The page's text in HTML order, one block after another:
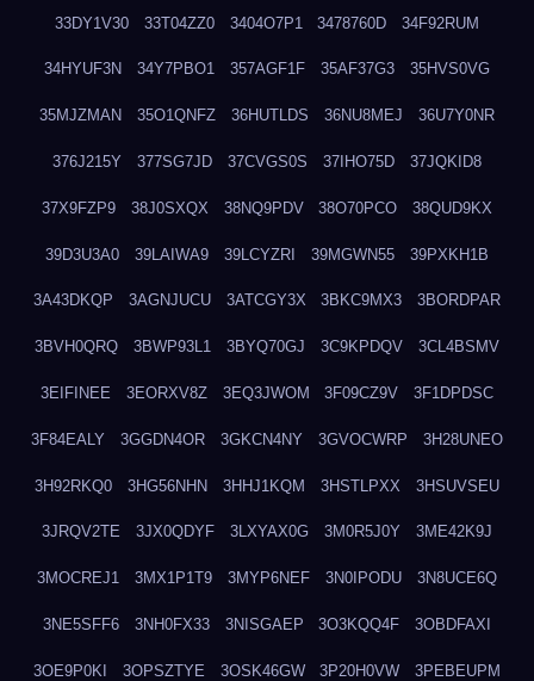
33DY1V30 33T04ZZ0 3404O7P1 3478760D 34F92RUM
34HYUF3N 34Y7PBO1 357AGF1F 35AF37G3 35HVS0VG
35MJZMAN 35O1QNFZ 36HUTLDS 36NU8MEJ 36U7Y0NR
376J215Y 377SG7JD 37CVGS0S 37IHO75D 37JQKID8
37X9FZP9 38J0SXQX 38NQ9PDV 38O70PCO 38QUD9KX
39D3U3A0 39LAIWA9 39LCYZRI 39MGWN55 39PXKH1B
3A43DKQP 3AGNJUCU 3ATCGY3X 3BKC9MX3 3BORDPAR
3BVH0QRQ 3BWP93L1 3BYQ70GJ 3C9KPDQV 3CL4BSMV
3EIFINEE 3EORXV8Z 3EQ3JWOM 3F09CZ9V 3F1DPDSC
3F84EALY 3GGDN4OR 3GKCN4NY 3GVOCWRP 3H28UNEO
3H92RKQ0 3HG56NHN 3HHJ1KQM 3HSTLPXX 3HSUVSEU
3JRQV2TE 3JX0QDYF 3LXYAX0G 3M0R5J0Y 3ME42K9J
3MOCREJ1 3MX1P1T9 3MYP6NEF 3N0IPODU 3N8UCE6Q
3NE5SFF6 3NH0FX33 3NISGAEP 3O3KQQ4F 3OBDFAXI
3OE9P0KI 3OPSZTYE 3OSK46GW 3P20H0VW 3PEBEUPM